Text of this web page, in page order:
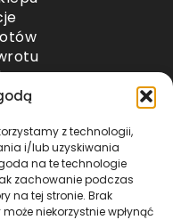
z technologii,
i/lub uzyskiwania
na te technologie
zachowanie podczas
na tej stronie. Brak
niekorzystnie wpłynąć
umowy
paletowe